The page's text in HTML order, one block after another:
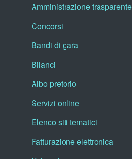
Amministrazione trasparente
Concorsi
Bandi di gara
Bilanci
Albo pretorio
Servizi online
Elenco siti tematici
Fatturazione elettronica